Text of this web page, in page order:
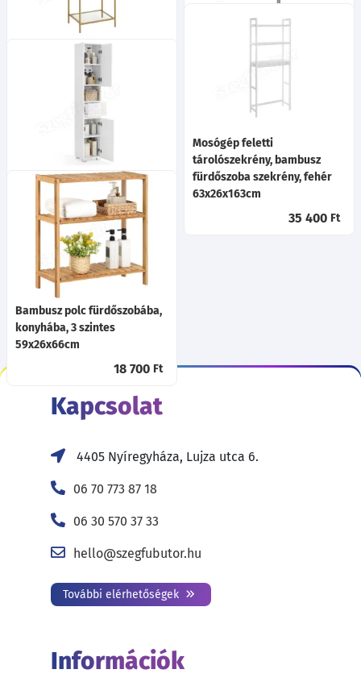
Fürdőszoba sarokpolc
állítható, fehér 95x300cm
Fém tároló állvány
üvegpolcokkal fürdőszobába,
konyhába, arany
40x30x124cm
30 800
Mosógép feletti
tárolószekrény, bambusz
fürdőszoba szekrény, fehér
63x26x163cm
35 400 Ft
Keskeny fürdőszoba
szekrény, fiókkal, állítható
polcokkal, fehér, 30 x 30 x 170
60 900
Bambusz polc fürdőszobába,
konyhába, 3 szintes
59x26x66cm
18 700 Ft
Kapcsolat
4405 Nyíregyháza, Lujza utca 6.
06 70 773 87 18
06 30 570 37 33
hello@szegfubutor.hu
További elérhetőségek
Információk